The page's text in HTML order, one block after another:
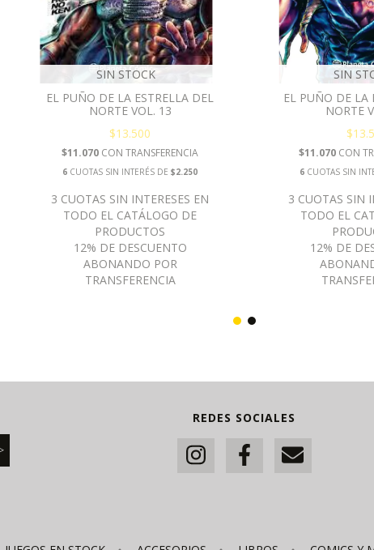
SIN STOCK
EL PUÑO DE LA ESTRELLA DEL
NORTE VOL. 13
$13.500
$11.070 CON TRANSFERENCIA
6 CUOTAS SIN INTERÉS DE$2.250
SIN
EL PUÑO DE LA
NORTE
$11.070 CON
6CUOTAS SIN
REDES SOCIALES